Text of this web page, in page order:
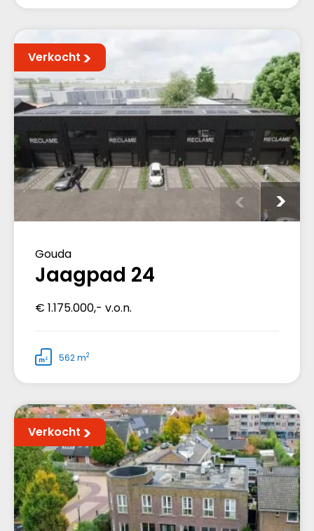
Verkocht
Gouda
Jaagpad 24
€ 1.175.000,- v.o.n.
562 m2
Verkocht